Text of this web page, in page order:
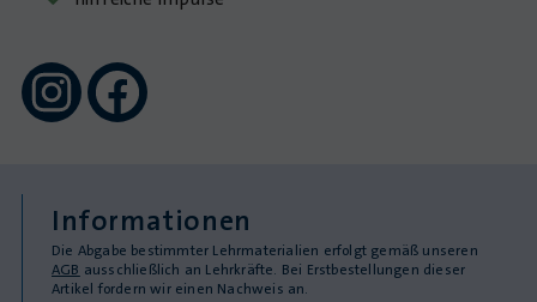
Informationen
Die Abgabe bestimmter Lehrmaterialien erfolgt gemäß unseren
AGB ausschließlich an Lehrkräfte. Bei Erstbestellungen dieser
Artikel fordern wir einen Nachweis an.